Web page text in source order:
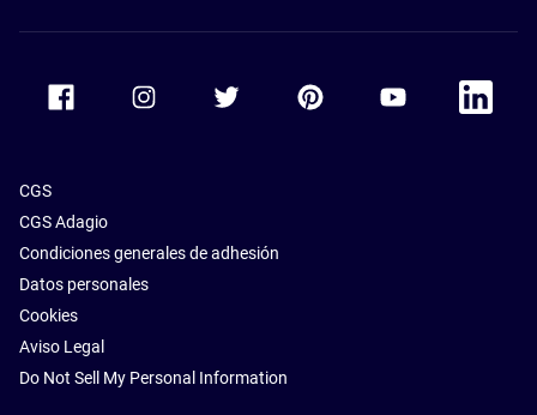
Accor Facebook Accor TwitterAccor PinterestAccor Youtube
Accor
CGS
CGS Adagio
Condiciones generales de adhesión
Datos personales
Cookies
Aviso Legal
Do Not Sell My Personal Information